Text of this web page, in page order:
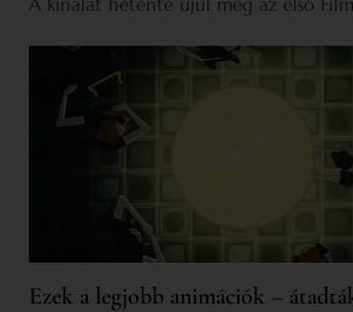
Ezek a legjobb animációk –